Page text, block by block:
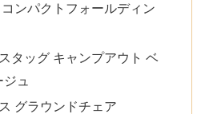
ンパクトフォールディン
タッグ キャンプアウト ベ
ュ
グラウンドチェア